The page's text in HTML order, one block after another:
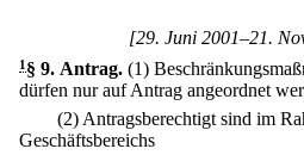
[29. Juni 2001–21.
1§ 9. Antrag. (1)
dürfen nur auf Antrag angeordnet
(2) Antragsberechtigt sind im
Geschäftsbereichs